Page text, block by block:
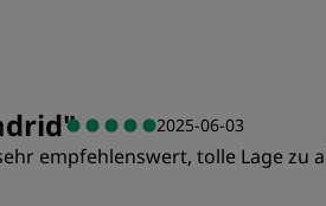
Sauberkeit
" 2025-06-03
empfehlenswert, tolle Lage zu